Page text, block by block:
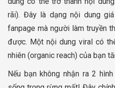
rãi). Đây là dạng nội dung
fanpage mà người làm truyền
được. Một nội dung viral có
nhiên (organic reach) của bạn
Nếu bạn không nhận ra 2